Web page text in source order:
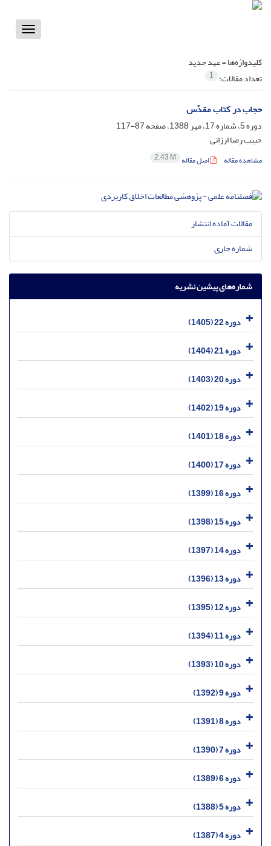
Toggle
کلیدواژه‌ها =عهد جدید
تعداد مقالات: 1
حجاب در کتاب مقدّس
دوره 5، شماره 17، مهر 1388، صفحه
87-117
حبیب رضا ارزانی
مشاهده مقاله اصل مقاله 2.43 M
مقالات آماده انتشار
شماره جاری
شماره‌های پیشین نشریه
دوره 22 (1405)
دوره 21 (1404)
دوره 20 (1403)
دوره 19 (1402)
دوره 18 (1401)
دوره 17 (1400)
دوره 16 (1399)
دوره 15 (1398)
دوره 14 (1397)
دوره 13 (1396)
دوره 12 (1395)
دوره 11 (1394)
دوره 10 (1393)
دوره 9 (1392)
دوره 8 (1391)
دوره 7 (1390)
دوره 6 (1389)
دوره 5 (1388)
دوره 4 (1387)